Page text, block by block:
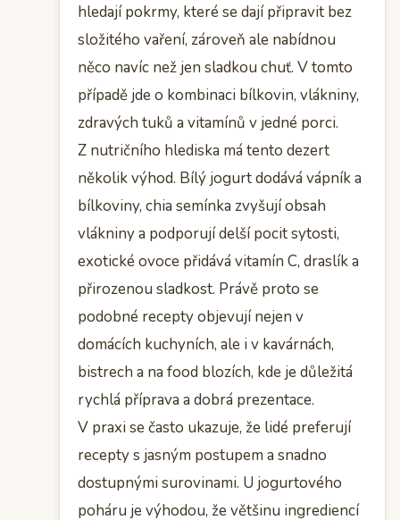
hledají pokrmy, které se dají připravit bez
složitého vaření, zároveň ale nabídnou
něco navíc než jen sladkou chuť. V tomto
případě jde o kombinaci bílkovin, vlákniny,
zdravých tuků a vitamínů v jedné porci.
Z nutričního hlediska má tento dezert
několik výhod. Bílý jogurt dodává vápník a
bílkoviny, chia semínka zvyšují obsah
vlákniny a podporují delší pocit sytosti,
exotické ovoce přidává vitamín C, draslík a
přirozenou sladkost. Právě proto se
podobné recepty objevují nejen v
domácích kuchyních, ale i v kavárnách,
bistrech a na food blozích, kde je důležitá
rychlá příprava a dobrá prezentace.
V praxi se často ukazuje, že lidé preferují
recepty s jasným postupem a snadno
dostupnými surovinami. U jogurtového
poháru je výhodou, že většinu ingrediencí